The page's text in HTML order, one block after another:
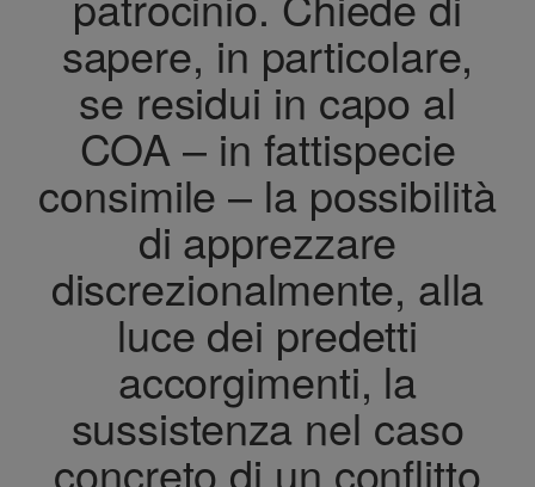
sapere, in particolare,
se residui in capo al
COA – in fattispecie
consimile – la possibilità
di apprezzare
discrezionalmente, alla
luce dei predetti
accorgimenti, la
sussistenza nel caso
concreto di un conflitto